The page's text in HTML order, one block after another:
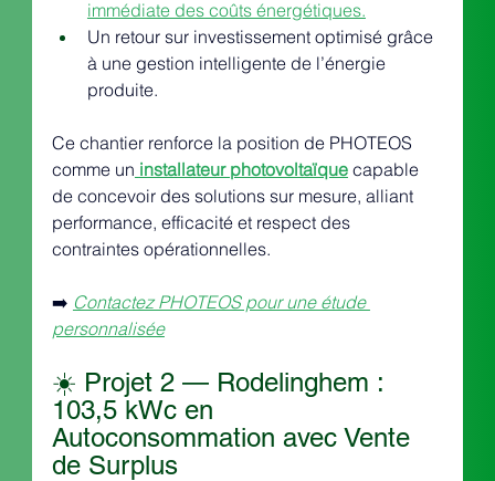
immédiate des coûts énergétiques.
Un retour sur investissement optimisé grâce
à une gestion intelligente de l’énergie
produite.
Ce chantier renforce la position de PHOTEOS
comme un installateur photovoltaïque capable
de concevoir des solutions sur mesure, alliant
performance, efficacité et respect des
contraintes opérationnelles.
➡️ Contactez PHOTEOS pour une étude
personnalisée
☀️ Projet 2 — Rodelinghem :
103,5 kWc en
Autoconsommation avec Vente
de Surplus